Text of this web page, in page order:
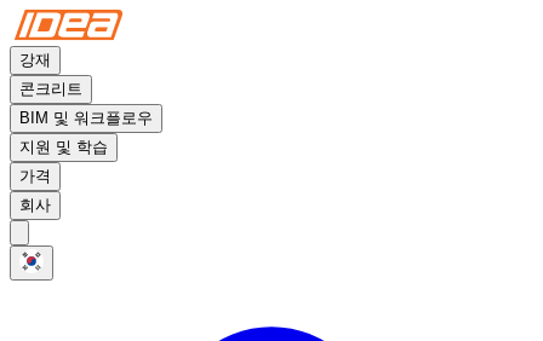
강재
콘크리트
BIM 및 워크플로우
지원 및 학습
가격
회사